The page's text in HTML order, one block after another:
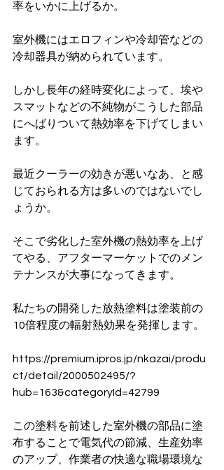
率をいかに上げるか。
室外機にはエロフィンや冷却管などの
冷却器具が納められています。
しかし長年の経時変化によって、埃や
スマットなどの不純物がこうした部品
にへばりついて熱効率を下げてしまい
ます。
最近クーラーの効きが悪いなあ、と感
じておられる方は多いのではないでし
ょうか。
そこで劣化した室外機の熱効率を上げ
てやる、アフターマーケットでのメン
テナンスが大事になってきます。
私たちの開発した放熱塗料は塗装前の
10倍程度の輻射熱効果を発揮します。
https://premium.ipros.jp/nkazai/produ
ct/detail/2000502495/?
hub=163&categoryId=42799
この塗料を前述した室外機の部品に塗
布することで電気代の節減、生産効率
のアップ、作業者の快適な職場環境な